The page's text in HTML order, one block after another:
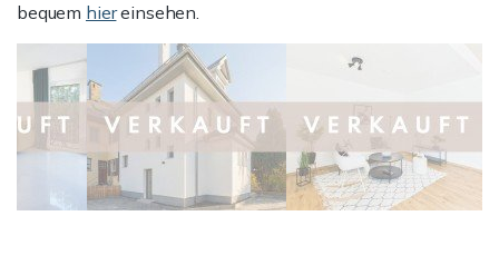
bequem hiereinsehen.